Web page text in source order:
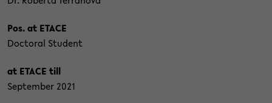
Pos. at ETACE
Doc­to­ral Stu­dent
at ETACE till
Sep­tem­ber 2021